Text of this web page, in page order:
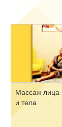
Мас­саж ли­ца
и те­ла